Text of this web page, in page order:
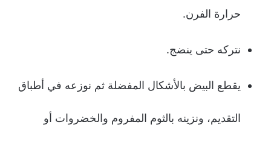
حرارة الفرن.
نتركه حتى ينضج.
يقطع البيض بالأشكال المفضلة ثم نوزعه في أطباق
التقديم، ونزينه بالثوم المفروم والخضروات أو